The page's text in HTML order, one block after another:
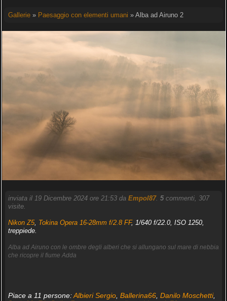
Gallerie» Paesaggio con elementi umani » Alba ad Airuno 2
inviata il 19 Dicembre 2024 ore 21:53 da Empol87. 5commenti, 307
visite.
Nikon Z5, Tokina Opera 16-28mm f/2.8 FF, 1/640 f/22.0, ISO 1250,
treppiede.
Alba ad Airuno con le ombre degli alberi che si allungano sul mare di nebbia
che ricopre il fiume Adda
Piace a 11 persone:Albieri Sergio, Ballerina66, Danilo Moschetti,